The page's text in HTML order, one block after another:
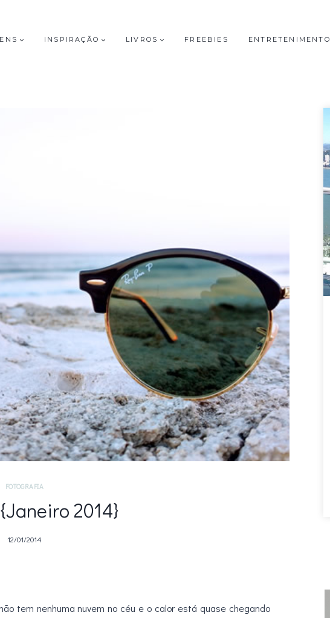
INSPIRAÇÃO LIVROS FREEBIES ENTRETENIMENTO
FOTOGRAFIA
2014}
12/01/2014
tem nenhuma nuvem no céu e o calor está quase chegando